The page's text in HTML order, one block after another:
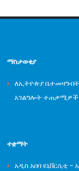
ማስታወቂያ
ለኢትዮጵያ
አገልግሎት
ተቋማት
አዲስ አበባ ዩኒቨርሲቲ -